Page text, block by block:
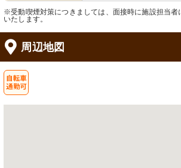
※受動喫煙対策につきましては、面接時に施設担当者
いたします。
周辺地図